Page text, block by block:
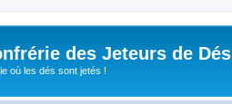
des Jeteurs de Dés
où les dés sont jetés !